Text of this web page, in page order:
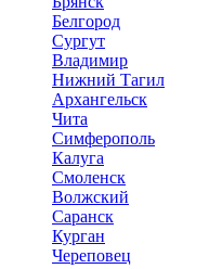
Белгород
Сургут
Владимир
Нижний Тагил
Архангельск
Чита
Симферополь
Калуга
Смоленск
Волжский
Саранск
Курган
Череповец